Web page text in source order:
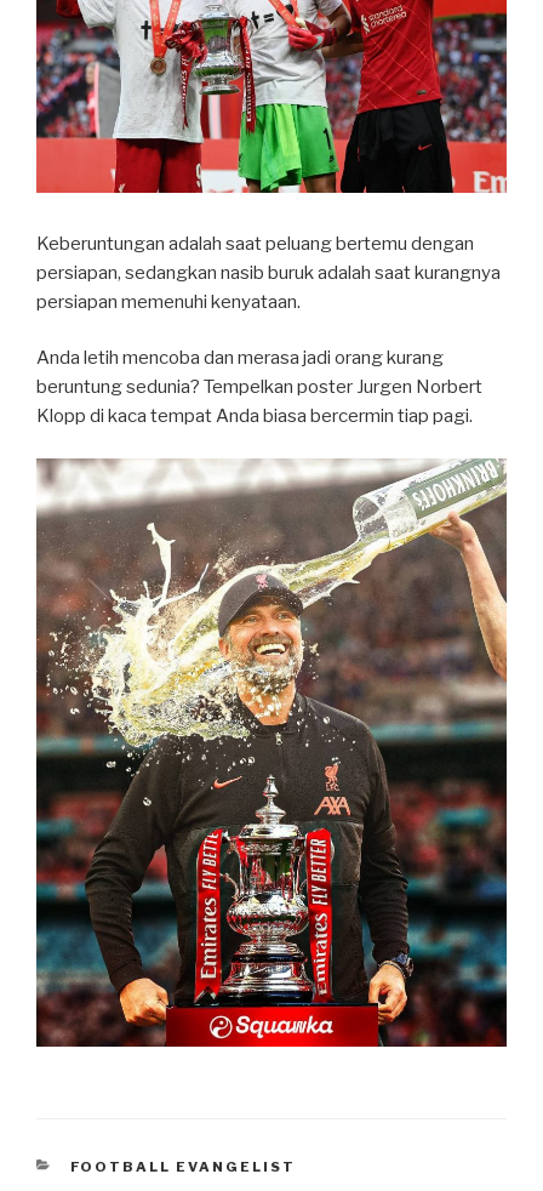
Keberuntungan adalah saat peluang bertemu dengan
persiapan, sedangkan nasib buruk adalah saat kurangnya
persiapan memenuhi kenyataan.
Anda letih mencoba dan merasa jadi orang kurang
beruntung sedunia? Tempelkan poster Jurgen Norbert
Klopp di kaca tempat Anda biasa bercermin tiap pagi.
CATEGORIES
FOOTBALL EVANGELIST